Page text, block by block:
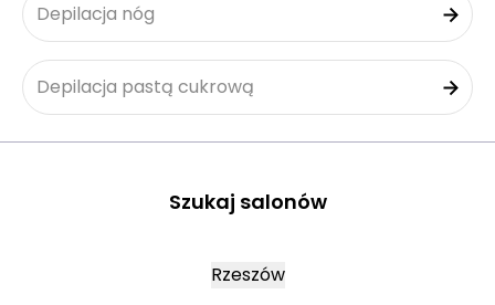
Depilacja nóg
Depilacja pastą cukrową
Szukaj salonów
Rzeszów